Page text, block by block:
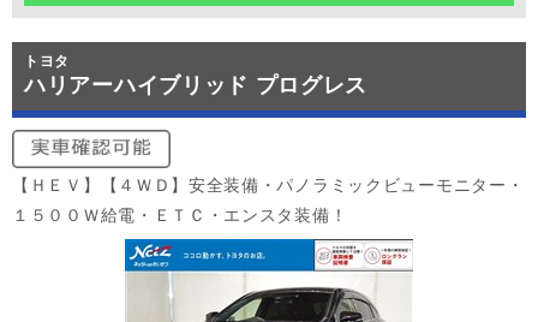
トヨタ
ハリアーハイブリッド プログレス
【ＨＥＶ】【４ＷＤ】安全装備・パノラミックビューモニター・
１５００Ｗ給電・ＥＴＣ・エンスタ装備！